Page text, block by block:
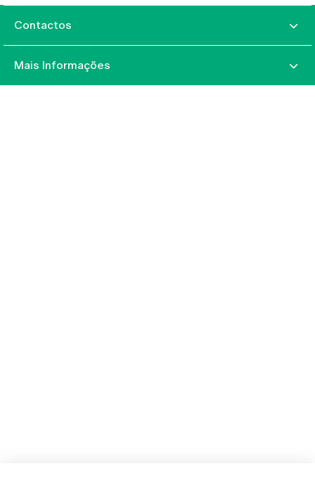
Contactos
Mais Informações